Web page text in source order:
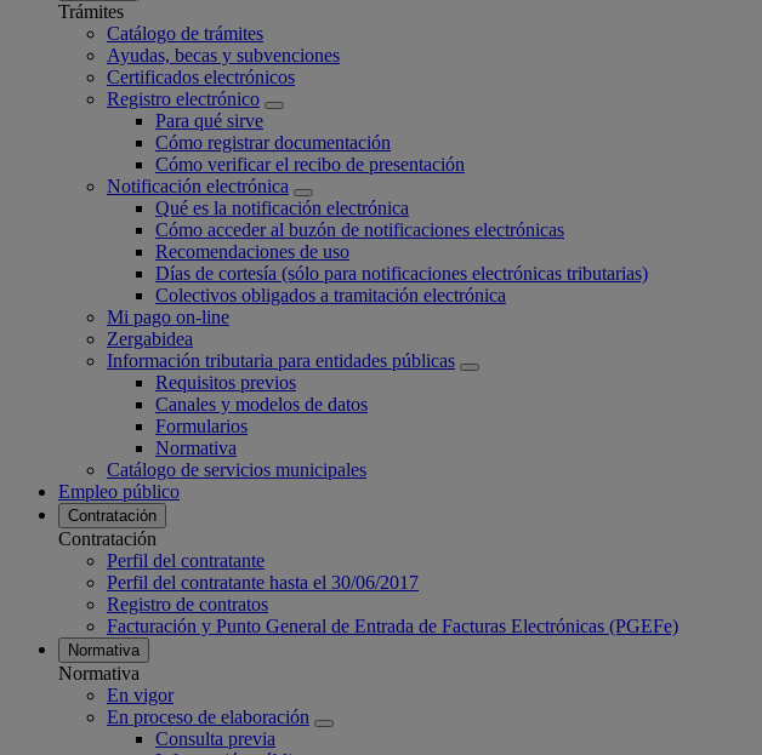
Trámites
Catálogo de trámites
Ayudas, becas y subvenciones
Certificados electrónicos
Registro electrónico
Para qué sirve
Cómo registrar documentación
Cómo verificar el recibo de presentación
Notificación electrónica
Qué es la notificación electrónica
Cómo acceder al buzón de notificaciones electrónicas
Recomendaciones de uso
Días de cortesía (sólo para notificaciones electrónicas tributarias)
Colectivos obligados a tramitación electrónica
Mi pago on-line
Zergabidea
Información tributaria para entidades públicas
Requisitos previos
Canales y modelos de datos
Formularios
Normativa
Catálogo de servicios municipales
Empleo público
Contratación
Contratación
Perfil del contratante
Perfil del contratante hasta el 30/06/2017
Registro de contratos
Facturación y Punto General de Entrada de Facturas Electrónicas (PGEFe)
Normativa
Normativa
En vigor
En proceso de elaboración
Consulta previa